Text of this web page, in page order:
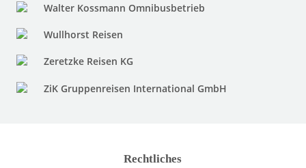
Walter Kossmann Omnibusbetrieb
Wullhorst Reisen
Zeretzke Reisen KG
ZiK Gruppenreisen International GmbH
Rechtliches